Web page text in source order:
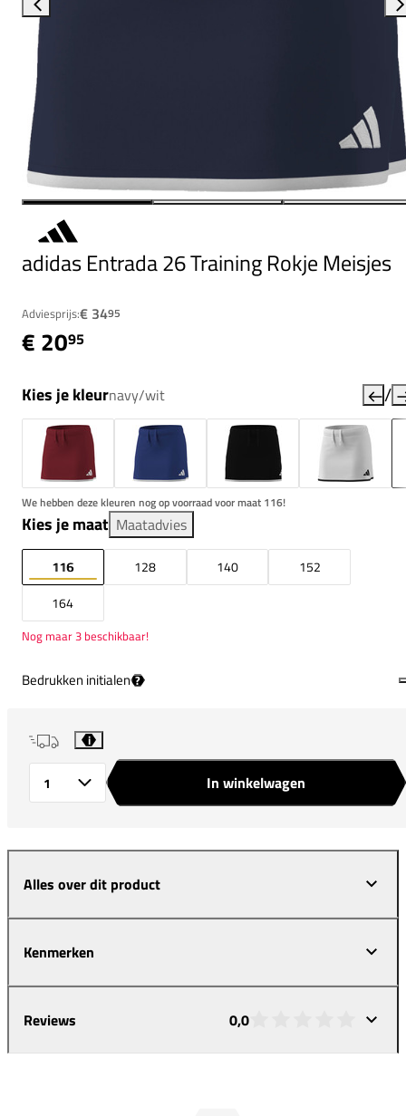
adidas Entrada 26 Training Rokje Meisjes
Adviesprijs:€ 3495
€ 2095
Kies je kleurnavy/wit /
We hebben deze kleuren nog op voorraad voor maat 116!
Kies je maat Maatadvies
116 128 140
152
164
Nog maar 3 beschikbaar!
Bedrukken initialen ?
i
In winkelwagen
Alles over dit product
Kenmerken
Reviews 0,0